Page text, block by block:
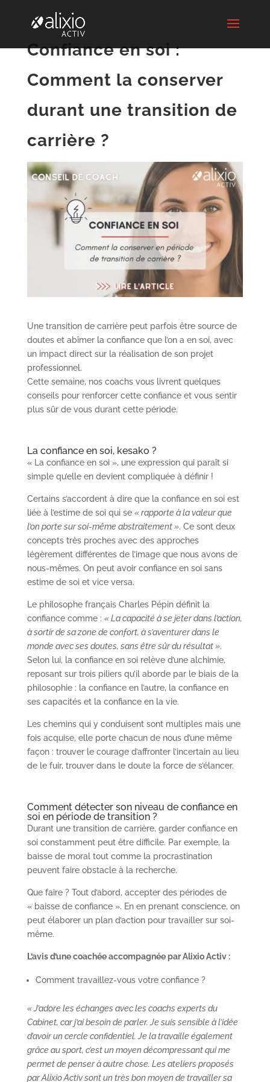
Confiance en soi :
Comment la conserver
durant une transition de
carrière ?
Une transition de carrière peut parfois être source de
doutes et abîmer la confiance que l’on a en soi, avec
un impact direct sur la réalisation de son projet
professionnel.
Cette semaine, nos coachs vous livrent quelques
conseils pour renforcer cette confiance et vous sentir
plus sûr de vous durant cette période.
La confiance en soi, kesako ?
« La confiance en soi », une expression qui paraît si
simple qu’elle en devient compliquée à définir !
Certains s’accordent à dire que la confiance en soi est
liée à l’estime de soi qui se « rapporte à la valeur que
l’on porte sur soi-même abstraitement ». Ce sont deux
concepts très proches avec des approches
légèrement différentes de l’image que nous avons de
nous-mêmes. On peut avoir confiance en soi sans
estime de soi et vice versa.
Le philosophe français Charles Pépin définit la
confiance comme : « La capacité à se jeter dans l’action,
à sortir de sa zone de confort, à s’aventurer dans le
monde avec ses doutes, sans être sûr du résultat ».
Selon lui, la confiance en soi relève d’une alchimie,
reposant sur trois piliers qu’il aborde par le biais de la
philosophie : la confiance en l’autre, la confiance en
ses capacités et la confiance en la vie.
Les chemins qui y conduisent sont multiples mais une
fois acquise, elle porte chacun de nous d’une même
façon : trouver le courage d’affronter l’incertain au lieu
de le fuir, trouver dans le doute la force de s’élancer.
Comment détecter son niveau de confiance en
soi en période de transition ?
Durant une transition de carrière, garder confiance en
soi constamment peut être difficile. Par exemple, la
baisse de moral tout comme la procrastination
peuvent faire obstacle à la recherche.
Que faire ? Tout d’abord, accepter des périodes de
« baisse de confiance ». En en prenant conscience, on
peut élaborer un plan d’action pour travailler sur soi-
même.
L’avis d’une coachée accompagnée par Alixio Activ :
Comment travaillez-vous votre confiance ?
« J’adore les échanges avec les coachs experts du
Cabinet, car j’ai besoin de parler. Je suis sensible à l’idée
d’avoir un cercle confidentiel. Je la travaille également
grâce au sport, c’est un moyen décompressant qui me
permet de penser à autre chose. Les ateliers proposés
par Alixio Activ sont un très bon moyen de travailler sa